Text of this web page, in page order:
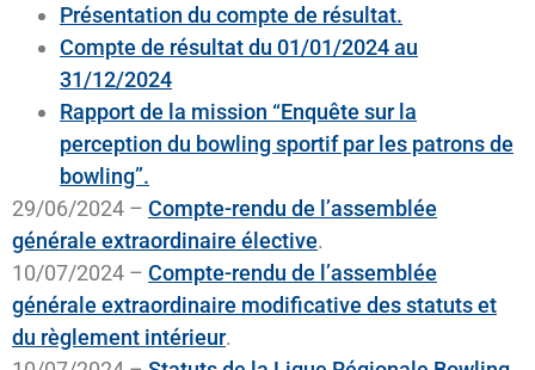
Présentation du compte de résultat.
Compte de résultat du 01/01/2024 au
31/12/2024
Rapport de la mission “Enquête sur la
perception du bowling sportif par les patrons de
bowling”.
29/06/2024 – Compte-rendu de l’assemblée
générale extraordinaire élective.
10/07/2024 – Compte-rendu de l’assemblée
générale extraordinaire modificative des statuts et
du règlement intérieur.